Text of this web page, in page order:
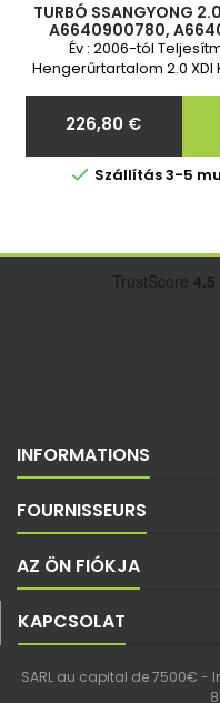
TURBÓ SSANGYONG
A6640900780,
A6640900880,
A664090088080,
Év : 2006-tól
Hengerűrtartalom 2.0 XDI
Ár
226,80 €
 Szállítás 3-5
INFORMATIONS
FOURNISSEURS
AZ ÖN FIÓKJA
KAPCSOLAT
SARL au capital de 7500€ -